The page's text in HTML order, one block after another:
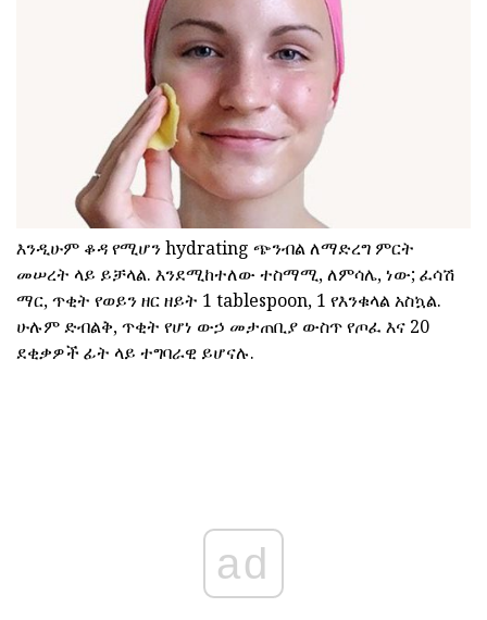
እንዲሁም ቆዳ የሚሆን hydrating ጭንብል ለማድረግ ምርት
መሠረት ላይ ይቻላል. እንደሚከተለው ተስማሚ, ለምሳሌ, ነው; ፈሳሽ
ማር, ጥቂት የወይን ዘር ዘይት 1 tablespoon, 1 የእንቁላል አስኳል.
ሁሉም ድብልቅ, ጥቂት የሆነ ውኃ መታጠቢያ ውስጥ የጦፈ እና 20
ደቂቃዎች ፊት ላይ ተግባራዊ ይሆናሉ.
ad